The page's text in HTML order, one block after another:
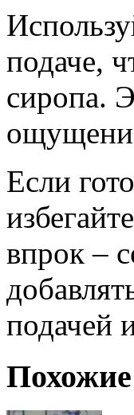
подаче,
сиропа.
Если
впрок –
подачей